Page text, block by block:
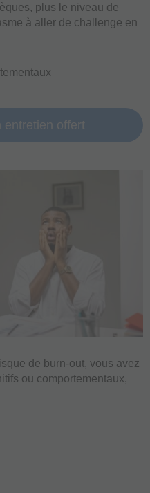
plus le niveau de
à aller de challenge en
entretien offert
de burn-out, vous avez
ou comportementaux,